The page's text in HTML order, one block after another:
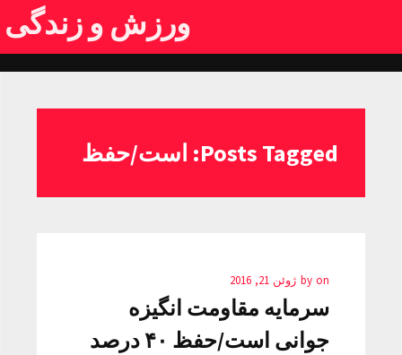
ورزش و زندگی
Posts Tagged: است/حفظ
by on ژوئن 21, 2016
سرمایه مقاومت انگیزه
جوانی است/حفظ ۴۰ درصد